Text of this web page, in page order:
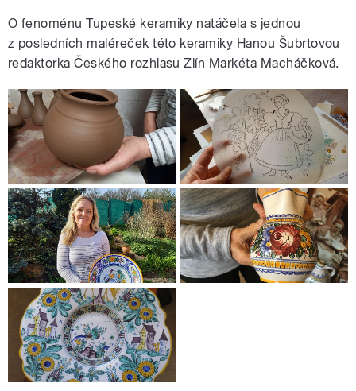
O fenoménu Tupeské keramiky natáčela s jednou
z posledních maléreček této keramiky Hanou Šubrtovou
redaktorka Českého rozhlasu Zlín Markéta Macháčková.